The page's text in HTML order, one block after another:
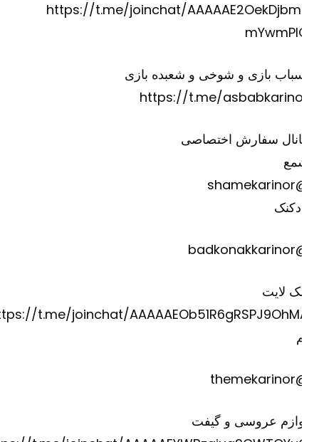
https://t.me/joinchat/
بازی و شوخی و شعبده بازی
https://t.me/
سفارش اختصاصی
لایت
https://t.me/joinchat/
عروسی و گیفت